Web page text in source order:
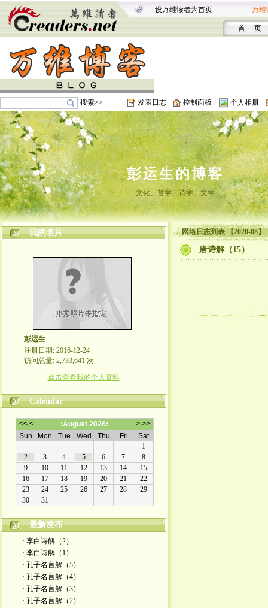
设万维读者为首页 万维
首 页
搜索>> 发表日志 控制面板 个人相册
彭运生的博客
文化、哲学、诗学、文学
我的名片
彭运生
注册日期: 2016-12-24
访问总量: 2,733,641 次
点击查看我的个人资料
Calendar
最新发布
· 李白诗解（2）
· 李白诗解（1）
· 孔子名言解（5）
· 孔子名言解（4）
· 孔子名言解（3）
· 孔子名言解（2）
网络日志列表 【2020-08】
唐诗解（15）